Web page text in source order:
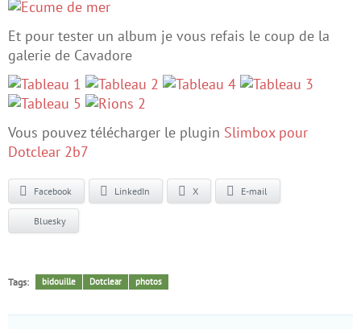
Et pour tester un album je vous refais le coup de la
galerie de Cavadore
Vous pouvez télécharger le plugin Slimbox pour
Dotclear 2b7
Facebook LinkedIn X E-mail
Bluesky
Tags: bidouille Dotclear photos